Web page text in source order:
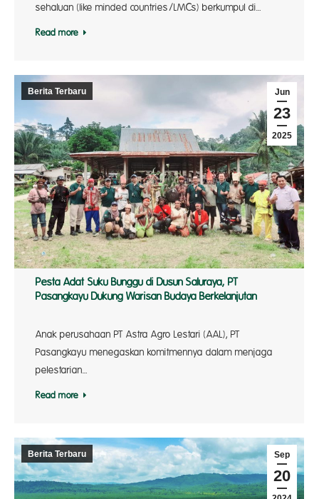
sehaluan (like minded countries/LMCs) berkumpul di…
Read more
Jun
23
2025
Berita Terbaru
Pesta Adat Suku Bunggu di Dusun Saluraya, PT
Pasangkayu Dukung Warisan Budaya Berkelanjutan
Anak perusahaan PT Astra Agro Lestari (AAL), PT
Pasangkayu menegaskan komitmennya dalam menjaga
pelestarian…
Read more
Sep
20
Berita Terbaru